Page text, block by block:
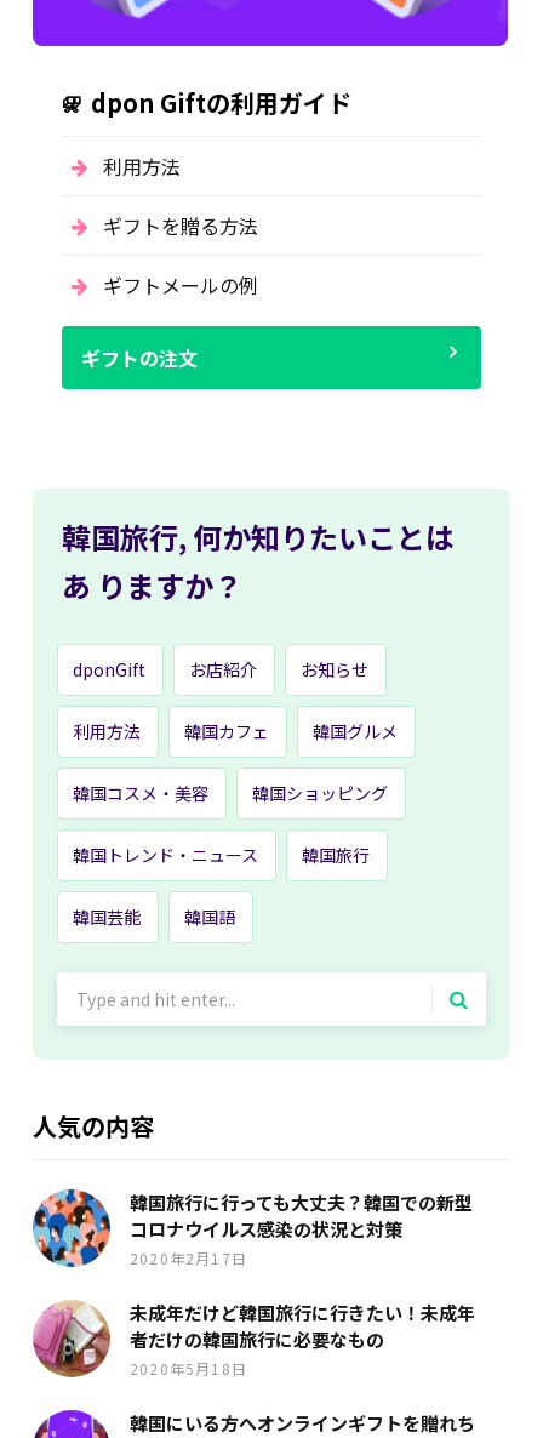
dpon Giftの利用ガイド
利用方法
ギフトを贈る方法
ギフトメールの例
ギフトの注文
韓国旅行, 何か知りたいことは
あ りますか？
dponGift お店紹介 お知らせ
利用方法 韓国カフェ 韓国グルメ
韓国コスメ・美容 韓国ショッピング
韓国トレンド・ニュース 韓国旅行
韓国芸能 韓国語
人気の内容
韓国旅行に行っても大丈夫？韓国での新型
コロナウイルス感染の状況と対策
2020年2月17日
未成年だけど韓国旅行に行きたい！未成年
者だけの韓国旅行に必要なもの
2020年5月18日
韓国にいる方へオンラインギフトを贈れち